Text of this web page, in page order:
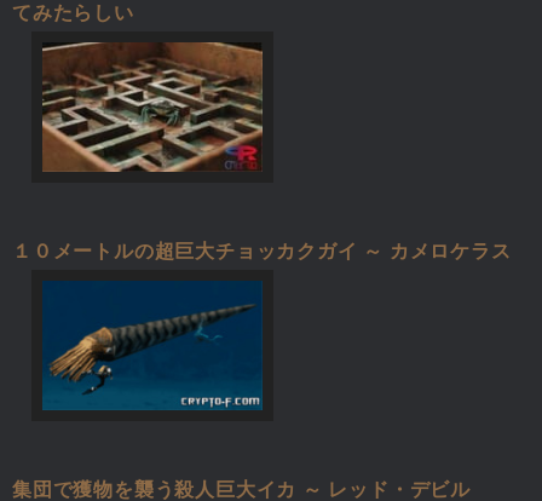
てみたらしい
１０メートルの超巨大チョッカクガイ ～ カメロケラス
集団で獲物を襲う殺人巨大イカ ～ レッド・デビル